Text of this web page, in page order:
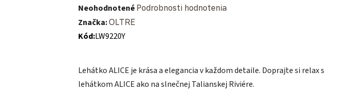
Priemerné hodnotenie produktu je 0,0 z 5 hviezdičiek.
Neohodnotené Podrobnosti hodnotenia
Značka:OLTRE
Kód:LW9220Y
Lehátko ALICE je krása a elegancia v každom detaile. Doprajte si relax s
lehátkom ALICE ako na slnečnej Talianskej Riviére.